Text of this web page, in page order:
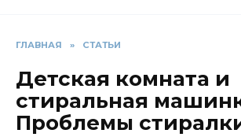
ГЛАВНАЯ » СТАТЬИ
Детская комната и
стиральная
Проблемы